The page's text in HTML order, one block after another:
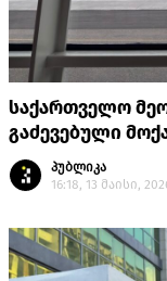
საქართველო
გაძევებული
პუბლიკა
16:18, 13 მაისი,